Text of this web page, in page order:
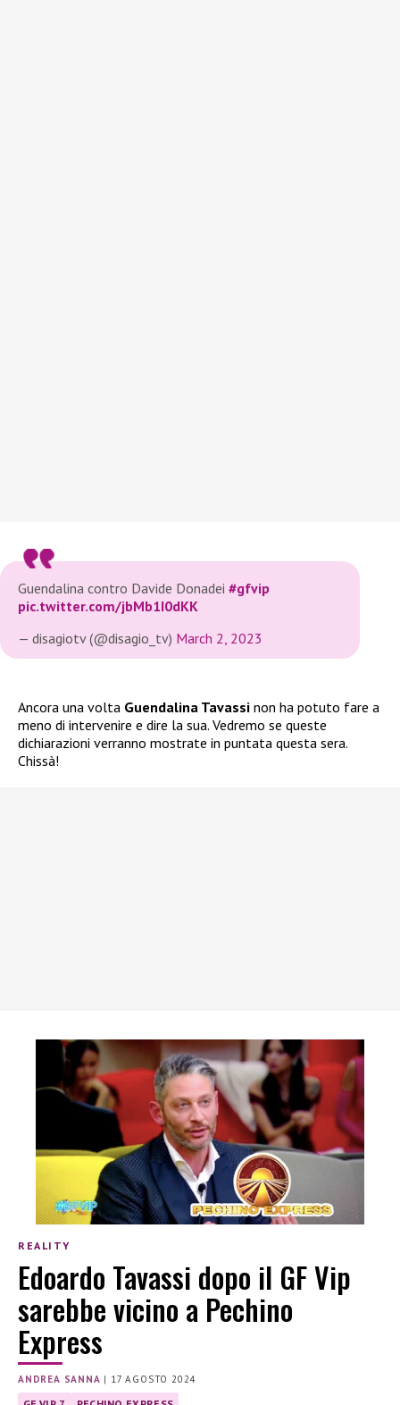
Guendalina contro Davide Donadei #gfvip
pic.twitter.com/jbMb1I0dKK
— disagiotv (@disagio_tv) March 2, 2023
Ancora una volta Guendalina Tavassi non ha potuto fare a
meno di intervenire e dire la sua. Vedremo se queste
dichiarazioni verranno mostrate in puntata questa sera.
Chissà!
REALITY
Edoardo Tavassi dopo il GF Vip
sarebbe vicino a Pechino
Express
ANDREA SANNA | 17 AGOSTO 2024